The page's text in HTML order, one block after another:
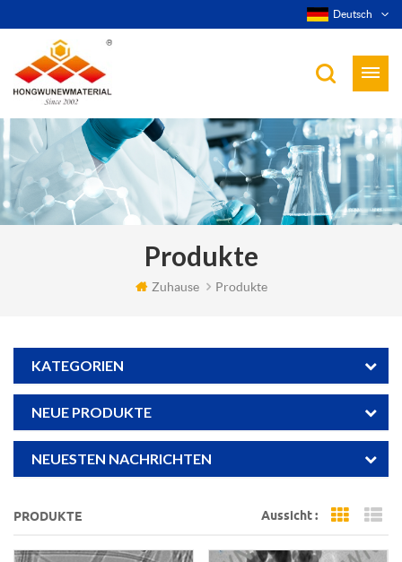
Deutsch
Produkte
Zuhause Produkte
KATEGORIEN
NEUE PRODUKTE
NEUESTEN NACHRICHTEN
PRODUKTE Aussicht : Grid